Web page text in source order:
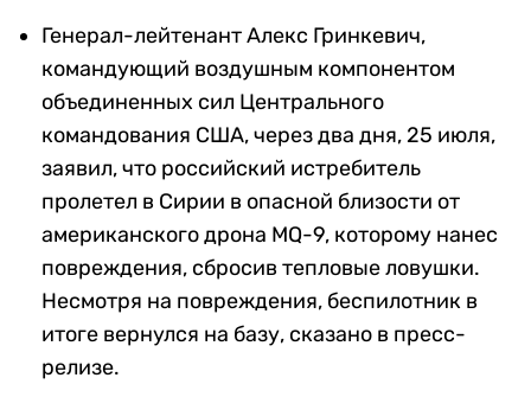
Генерал-лейтенант Алекс Гринкевич,
командующий воздушным компонентом
объединенных сил Центрального
командования США, через два дня, 25 июля,
заявил, что российский истребитель
пролетел в Сирии в опасной близости от
американского дрона MQ-9, которому нанес
повреждения, сбросив тепловые ловушки.
Несмотря на повреждения, беспилотник в
итоге вернулся на базу, сказано в пресс-
релизе.